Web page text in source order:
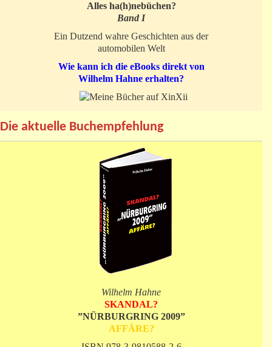
Alles ha(h)nebüchen?
Band I
Ein Dutzend wahre Geschichten aus der
automobilen Welt
Wie kann ich die eBooks direkt von
Wilhelm Hahne erhalten?
Die aktuelle Buchempfehlung
Wilhelm Hahne
SKANDAL?
”NÜRBURGRING 2009”
AFFÄRE?